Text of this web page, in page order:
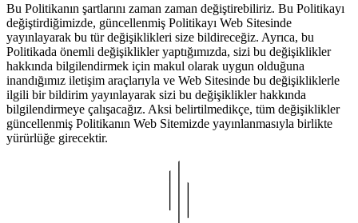
Bu Politikanın şartlarını zaman zaman değiştirebiliriz. Bu Politikayı
değiştirdiğimizde, güncellenmiş Politikayı Web Sitesinde
yayınlayarak bu tür değişiklikleri size bildireceğiz. Ayrıca, bu
Politikada önemli değişiklikler yaptığımızda, sizi bu değişiklikler
hakkında bilgilendirmek için makul olarak uygun olduğuna
inandığımız iletişim araçlarıyla ve Web Sitesinde bu değişikliklerle
ilgili bir bildirim yayınlayarak sizi bu değişiklikler hakkında
bilgilendirmeye çalışacağız. Aksi belirtilmedikçe, tüm değişiklikler
güncellenmiş Politikanın Web Sitemizde yayınlanmasıyla birlikte
yürürlüğe girecektir.